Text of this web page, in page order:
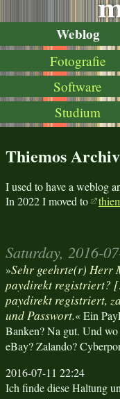
Weblog
Fotografie
Software
Studium
Thiemos Archiv
I used to have a weblog
In 2022 I moved to
Saturday, 2016-
»Sehr geehrte(r) Herr
paydirekt registriert?
paydirekt registriert,
und Passwort.« Ein
Banken? Na gut. Und
eBay? Zalando?
2016-07-11 22:24
Ich finde diese Haltung